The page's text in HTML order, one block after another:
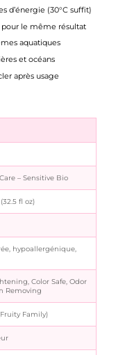
d’énergie (30°C suffit)
le même résultat
aquatiques
et océans
après usage
– Sensitive Bio
fl oz)
hypoallergénique,
Color Safe, Odor
Removing
Family)